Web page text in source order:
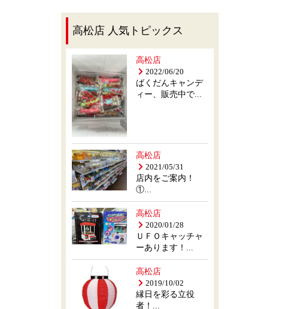
高松店 人気トピックス
高松店
2022/06/20
ばくだんキャンデ
ィー、販売中で...
高松店
2021/05/31
店内をご案内！
①...
高松店
2020/01/28
ＵＦＯキャッチャ
ーあります！...
高松店
2019/10/02
縁日を彩る立役
者！...